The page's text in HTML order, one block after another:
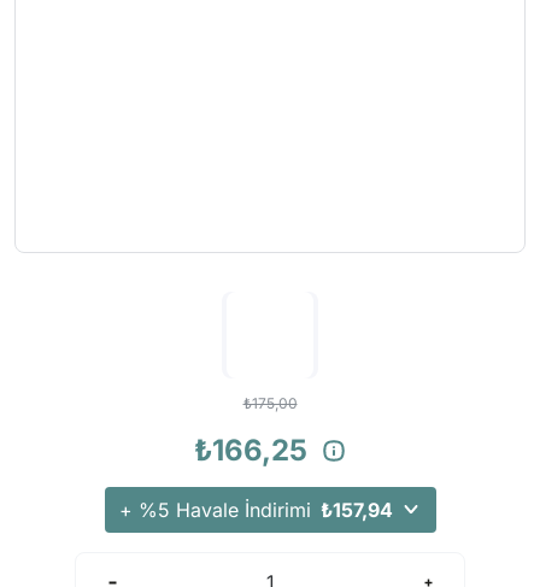
₺175,00
₺166,25
+ %5 Havale İndirimi ₺157,94